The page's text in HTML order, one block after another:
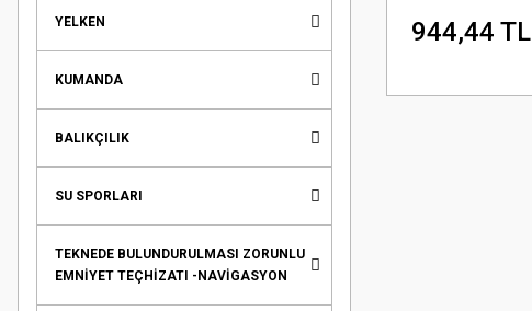
YELKEN
KUMANDA
BALIKÇILIK
SU SPORLARI
TEKNEDE BULUNDURULMASI ZORUNLU
EMNİYET TEÇHİZATI -NAVİGASYON
944,44 TL